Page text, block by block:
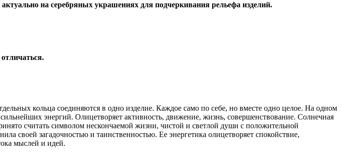
на серебряных украшениях для подчеркивания рельефа изделий.
кольца соединяются в одно изделие. Каждое само по себе, но вместе одно целое. На одном
энергий. Олицетворяет активность, движение, жизнь, совершенствование. Солнечная
считать символом нескончаемой жизни, чистой и светлой души с положительной
своей загадочностью и таинственностью. Ее энергетика олицетворяет спокойствие,
мыслей и идей.